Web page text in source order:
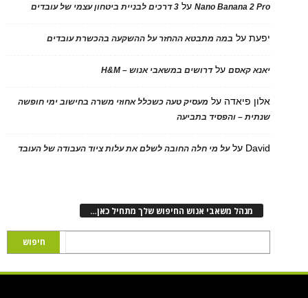
Nano Banana 2 Proעל 3 דרכים לבניית ביטחון עצמי של עובדים
יפעתעל במה מתבטא ההחזר על ההשקעה בהכשרת עובדים
יאנא קאסםעלדרושים במשאבי אנוש – H&M
אלון פיאדה על מעסיק טעה כשכלל אחוזי משרה בחישוב ימי חופשה
שנתית – והפסיד בתביעה
David עלעל מי חלה החובה לשלם את עלות ציוד העבודה של העובד
מנהל משאבי אנוש החיפוש שלך מתחיל כאן…